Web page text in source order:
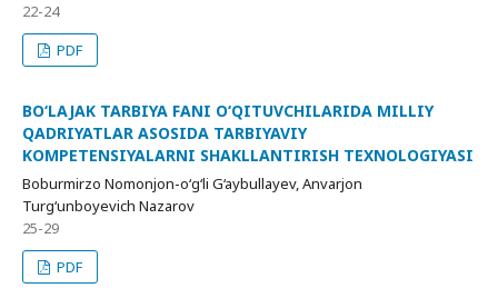
22-24
PDF
BO‘LAJAK TARBIYA FANI O‘QITUVCHILARIDA MILLIY
QADRIYATLAR ASOSIDA TARBIYAVIY
KOMPETENSIYALARNI SHAKLLANTIRISH TEXNOLOGIYASI
Boburmirzo Nomonjon-o‘g‘li G‘aybullayev, Anvarjon
Turg‘unboyevich Nazarov
25-29
PDF